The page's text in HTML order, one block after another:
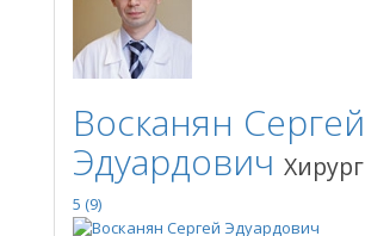
Восканян Сергей
Эдуардович Хирург
5 (9)